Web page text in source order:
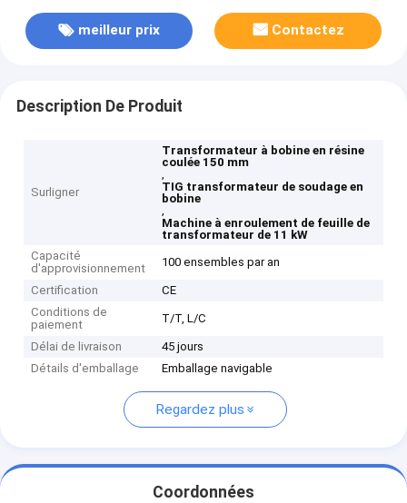
meilleur prix Contactez
Description De Produit
Surligner
Transformateur à bobine en résine
coulée 150 mm
,
TIG transformateur de soudage en
bobine
,
Machine à enroulement de feuille de
transformateur de 11 kW
Capacité
d'approvisionnement
100 ensembles par an
Certification
CE
Conditions de
paiement
T/T, L/C
Délai de livraison
45 jours
Détails d'emballage
Emballage navigable
Regardez plus
Coordonnées